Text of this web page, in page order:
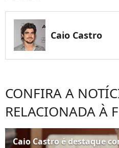
Caio Castro
CONFIRA A
RELACIONADA À
Caio Castro é destaque